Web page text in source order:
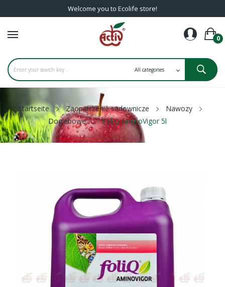
Welcome you to Ecolife store!
0
Startseite Zaopatrzenie sadownicze
Nawozy
Doglebowe
FoliQ AminoVigor 5l